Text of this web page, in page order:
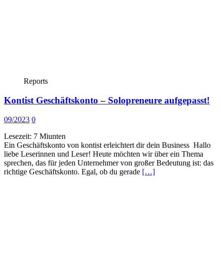
Reports
Kontist Geschäftskonto – Solopreneure aufgepasst!
09/2023 0
Lesezeit: 7 Miunten
Ein Geschäftskonto von kontist erleichtert dir dein Business Hallo
liebe Leserinnen und Leser! Heute möchten wir über ein Thema
sprechen, das für jeden Unternehmer von großer Bedeutung ist: das
richtige Geschäftskonto. Egal, ob du gerade […]